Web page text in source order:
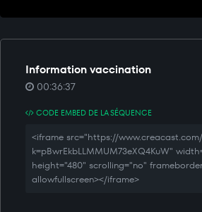
Information vaccination
00:36:37
CODE EMBED DE LA SÉQUENCE
<iframe src="https://
k=pBwrEkbLLMMUM73eXQ4KuW"
height="480" scrolling="no"
allowfullscreen></iframe>